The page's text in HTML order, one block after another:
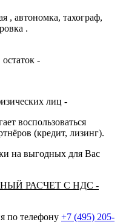
, автономка, тахограф,
.
-
лиц -
воспользоваться
(кредит, лизинг).
на выгодных для Вас
РАСЧЕТ С НДС -
по телефону +7 (495) 205-